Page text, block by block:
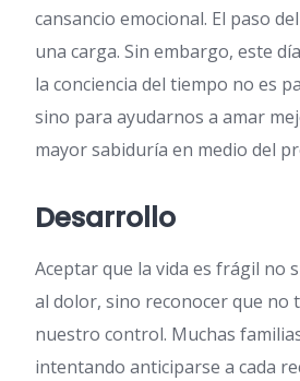
cansancio emocional. El paso
una carga. Sin embargo, este
la conciencia del tiempo no es
sino para ayudarnos a amar
mayor sabiduría en medio del
Desarrollo
Aceptar que la vida es frágil no
al dolor, sino reconocer que no
nuestro control. Muchas
intentando anticiparse a cada